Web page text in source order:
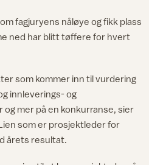
fagjuryens nåløye og fikk plass
ned har blitt tøffere for hvert
som kommer inn til vurdering
innleverings- og
mer på en konkurranse, sier
som er prosjektleder for
årets resultat.